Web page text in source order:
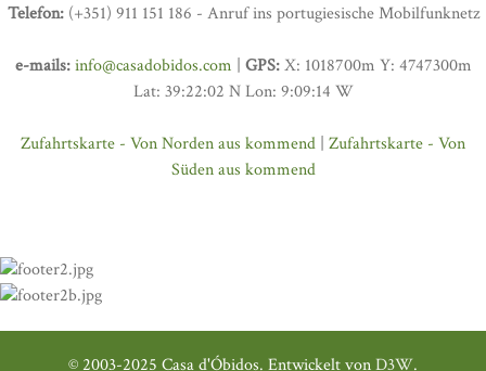
Telefon: (+351) 911 151 186 - Anruf ins portugiesische Mobilfunknetz
e-mails: info@casadobidos.com GPS:X: 1018700m Y: 4747300m
Lat: 39:22:02 N Lon: 9:09:14 W
Zufahrtskarte - Von Norden aus kommend Zufahrtskarte - Von
Süden aus kommend
© 2003-2025 Casa d'Óbidos. Entwickelt vonD3W.